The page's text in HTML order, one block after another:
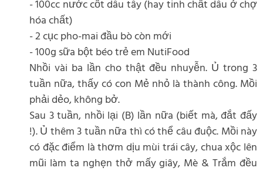
- 100cc nước cốt dâu tây (hay tinh chất dâu ở chợ
hóa chất)
- 2 cục pho-mai đầu bò còn mới
- 100g sữa bột béo trẻ em NutiFood
Nhồi vài ba lần cho thật đều nhuyễn. Ủ trong 3
tuần nữa, thấy có con Mẻ nhỏ là thành công. Mồi
phải dẻo, không bở.
Sau 3 tuần, nhồi lại (B) lần nữa (biết mà, đắt đấy
!). Ủ thêm 3 tuần nữa thì có thể câu đuộc. Mồi này
có đặc điểm là thơm dịu mùi trái cây, chua xộc lên
mũi làm ta nghẹn thở mấy giây, Mè & Trắm đều